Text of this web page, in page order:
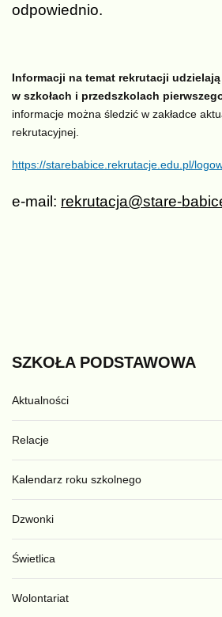
odpowiednio.
Informacji na temat rekrutacji
w szkołach i przedszkolach
informacje można śledzić w zakładce
rekrutacyjnej.
https://starebabice.rekrutacje.edu.pl/
e-mail: rekrutacja@stare-
SZKOŁA PODSTAWOWA
Aktualności
Relacje
Kalendarz roku szkolnego
Dzwonki
Świetlica
Wolontariat